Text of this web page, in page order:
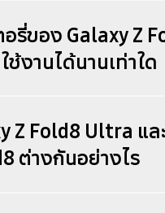
รี่ของ Galaxy Z
ช้งานได้นานเท่าใด
Z Fold8 Ultra แล
ต่างกันอย่างไร